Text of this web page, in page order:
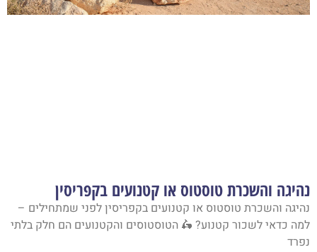
נהיגה והשכרת טוסטוס או קטנועים בקפריסין
נהיגה והשכרת טוסטוס או קטנועים בקפריסין לפני שמתחילים –
למה כדאי לשכור קטנוע? 🛵 הטוסטוסים והקטנועים הם חלק בלתי
נפרד